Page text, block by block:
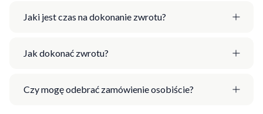
Jaki jest czas na dokonanie zwrotu?
Jak dokonać zwrotu?
Czy mogę odebrać zamówienie osobiście?